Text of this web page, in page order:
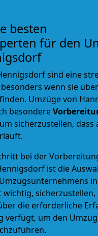
besten
für den
sind eine
wenn sie
Umzüge von
besondere
sicherzustellen, dass
bei der
ist die
Umzugsunternehmens in
wichtig, sicherzustellen,
die erforderliche
verfügt, um den Umzug